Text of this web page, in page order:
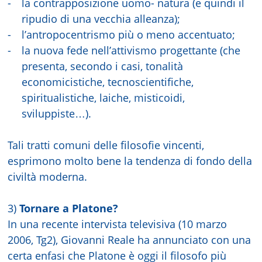
ripudio di una vecchia alleanza);
-
l’antropocentrismo più o meno accentuato;
-
la nuova fede nell’attivismo progettante (che
presenta, secondo i casi, tonalità
economicistiche, tecnoscientifiche,
spiritualistiche, laiche, misticoidi,
sviluppiste…).
Tali tratti comuni delle filosofie vincenti,
esprimono molto bene la tendenza di fondo della
civiltà moderna.
3)Tornare a Platone?
In una recente intervista televisiva (10 marzo
2006, Tg2), Giovanni Reale ha annunciato con una
certa enfasi che Platone è oggi il filosofo più